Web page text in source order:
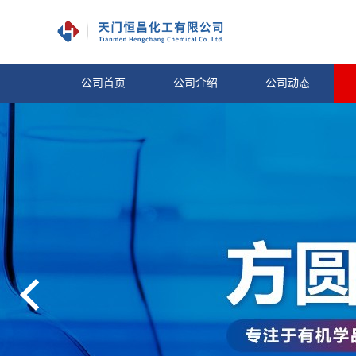
公司首页 公司介绍 公司动态